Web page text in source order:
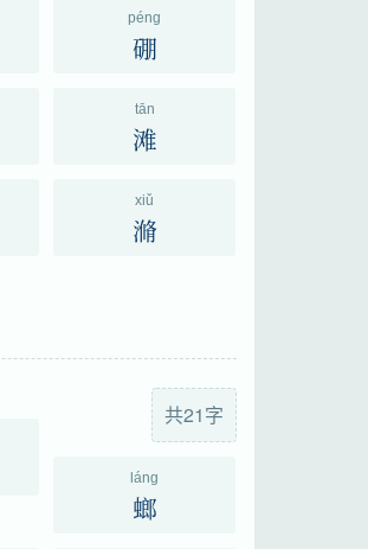
péng
硼
tān
滩
xiǔ
滫
共21字
láng
螂